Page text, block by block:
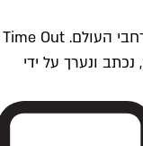
Time Outתל אביב הוא חלק מרשת Time Out Global — רשת מדיה בינלאומית הפועלת ב-360 ערים מרכזיות וב-60 מדינות ברחבי העולם. Time Out
הוא אחד ממקורות התוכן המקיפים והאמינים ביותר בתחומי התרבות, הקולינריה, הבילוי ותיירות עירונית. התוכן, שמתעדכן 24/7, נכתב ונערך על ידי